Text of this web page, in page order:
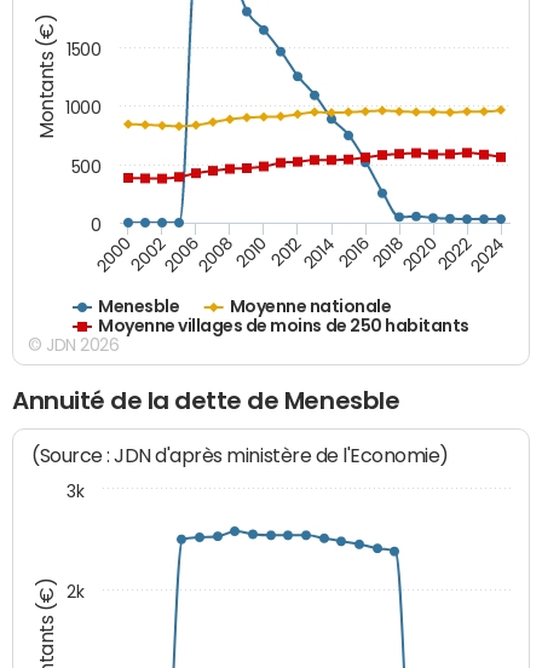
Montants (€)
Menesble
Moyenne nationale
Moyenne villages de moins de 250 habitants
200020022006200820102012201420162018202020222024
0
500
1000
1500
© JDN 2026
Annuité de la dette de Menesble
Montants (€)
(Source : JDN d'après ministère de l'Economie)
2k
3k